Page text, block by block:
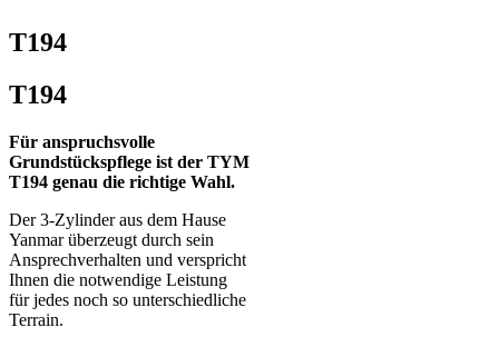
T194
T194
Für anspruchsvolle
Grundstückspflege ist der TYM
T194 genau die richtige Wahl.
Der 3-Zylinder aus dem Hause
Yanmar überzeugt durch sein
Ansprechverhalten und verspricht
Ihnen die notwendige Leistung
für jedes noch so unterschiedliche
Terrain.